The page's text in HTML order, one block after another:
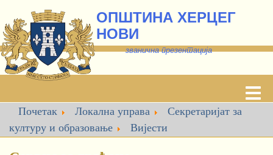
ОПШТИНА ХЕРЦЕГ
НОВИ
званична презентација
Почетак Локална управа
Секретаријат за
културу и образовање
Вијести